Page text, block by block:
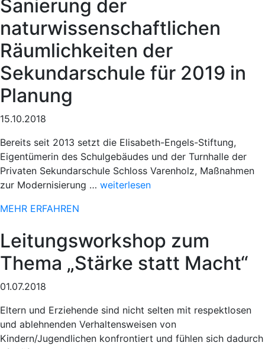
Paderborner
Osterlauf“
Sanierung der
naturwissenschaftlichen
Räumlichkeiten der
Sekundarschule für 2019 in
Planung
15.10.2018
Bereits seit 2013 setzt die Elisabeth-Engels-Stiftung,
Eigentümerin des Schulgebäudes und der Turnhalle der
Privaten Sekundarschule Schloss Varenholz, Maßnahmen
zur Modernisierung … „Sportlicher
Paderborner
Osterlauf“
weiterlesen
MEHR ERFAHREN
Leitungsworkshop zum
Thema „Stärke statt Macht“
01.07.2018
Eltern und Erziehende sind nicht selten mit respektlosen
und ablehnenden Verhaltensweisen von
Kindern/Jugendlichen konfrontiert und fühlen sich dadurch